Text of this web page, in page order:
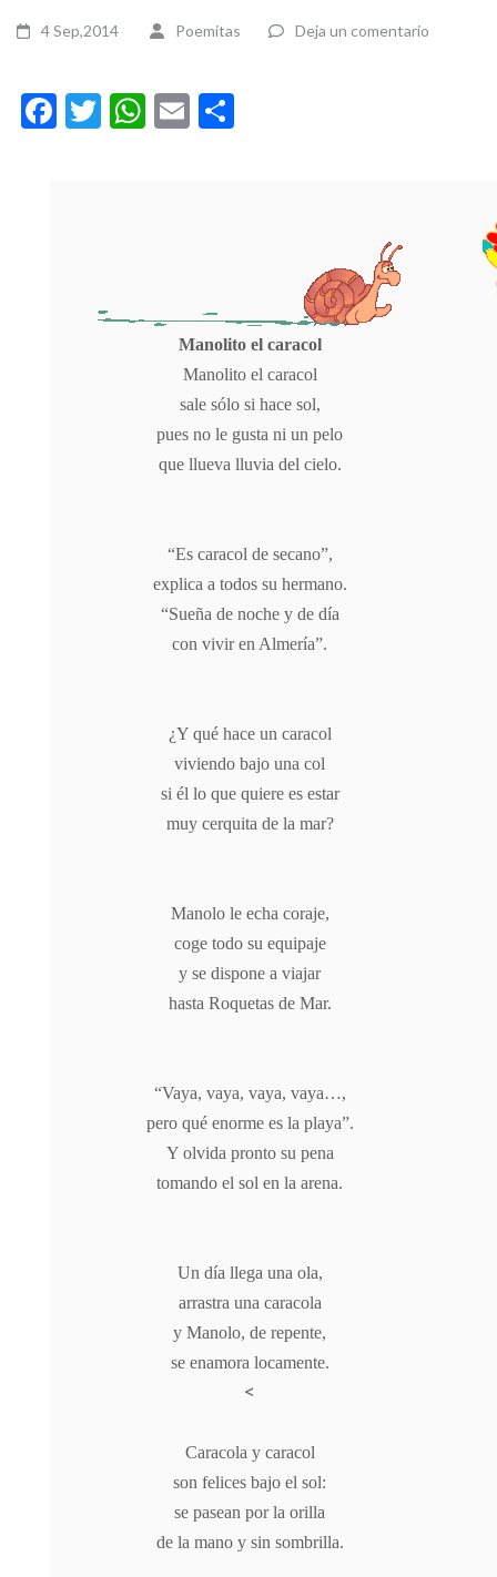
4 Sep,2014 Poemitas Deja un comentario
Facebook
Twitter
WhatsApp
Email
Manolito el caracol
Manolito el caracol
sale sólo si hace sol,
pues no le gusta ni un pelo
que llueva lluvia del cielo.
“Es caracol de secano”,
explica a todos su hermano.
“Sueña de noche y de día
con vivir en Almería”.
¿Y qué hace un caracol
viviendo bajo una col
si él lo que quiere es estar
muy cerquita de la mar?
Manolo le echa coraje,
coge todo su equipaje
y se dispone a viajar
hasta Roquetas de Mar.
“Vaya, vaya, vaya, vaya…,
pero qué enorme es la playa”.
Y olvida pronto su pena
tomando el sol en la arena.
Un día llega una ola,
arrastra una caracola
y Manolo, de repente,
se enamora locamente.
<
Caracola y caracol
son felices bajo el sol:
se pasean por la orilla
de la mano y sin sombrilla.